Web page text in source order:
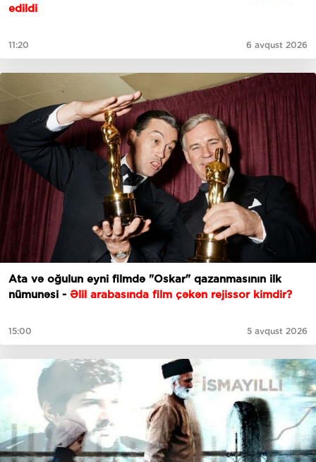
edildi
11:20 6 avqust 2026
Ata və oğulun eyni filmdə "Oskar" qazanmasının ilk
nümunəsi - Əlil arabasında film çəkən rejissor kimdir?
15:00 5 avqust 2026